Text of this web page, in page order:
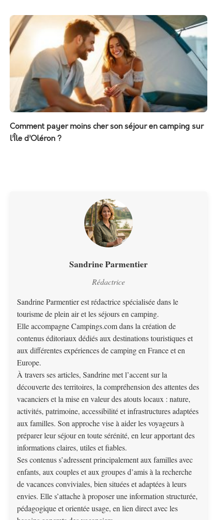
Comment payer moins cher son séjour en camping sur
l’Île d’Oléron ?
Sandrine Parmentier
Rédactrice
Sandrine Parmentier est rédactrice spécialisée dans le
tourisme de plein air et les séjours en camping.
Elle accompagne Campings.com dans la création de
contenus éditoriaux dédiés aux destinations touristiques et
aux différentes expériences de camping en France et en
Europe.
À travers ses articles, Sandrine met l’accent sur la
découverte des territoires, la compréhension des attentes des
vacanciers et la mise en valeur des atouts locaux : nature,
activités, patrimoine, accessibilité et infrastructures adaptées
aux familles. Son approche vise à aider les voyageurs à
préparer leur séjour en toute sérénité, en leur apportant des
informations claires, utiles et fiables.
Ses contenus s’adressent principalement aux familles avec
enfants, aux couples et aux groupes d’amis à la recherche
de vacances conviviales, bien situées et adaptées à leurs
envies. Elle s’attache à proposer une information structurée,
pédagogique et orientée usage, en lien direct avec les